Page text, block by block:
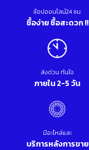
ช้อปออนไลน์24 ชม.
ซื้อง่าย ซื้อสะดวก !!
ส่งด่วน ทันใจ
ภายใน 2-5 วัน
มีอะไหล่และ
บริการหลังการขาย